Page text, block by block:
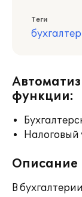
Теги
функции:
Налоговый
Описание
В